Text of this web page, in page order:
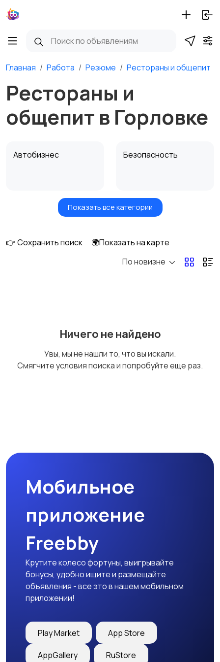
Главная Работа Резюме Рестораны и общепит
Рестораны и
общепит в Горловке
Автобизнес Безопасность
Бытовые услуги и
Высший менеджмент
Добыча сырья,
Медицина Начало карьеры
Образование и наука
закупки
Показать все категории
👉 Сохранить поиск
🌍Показать на карте
По новизне
Ничего не найдено
Увы, мы не нашли то, что вы искали.
Смягчите условия поиска и попробуйте еще раз.
Мобильное
приложение
Freebby
Крутите колесо фортуны, выигрывайте
бонусы, удобно ищите и размещайте
объявления - все это в нашем мобильном
приложении!
Play Market App Store
AppGallery RuStore